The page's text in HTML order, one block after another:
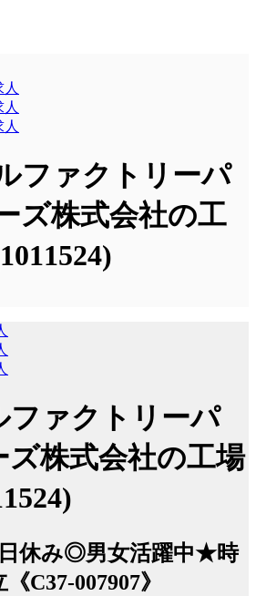
ファクトリーパ
ズ株式会社の工
ファクトリーパ
ズ株式会社の工場
日休み◎男女活躍中★時
C37-007907》